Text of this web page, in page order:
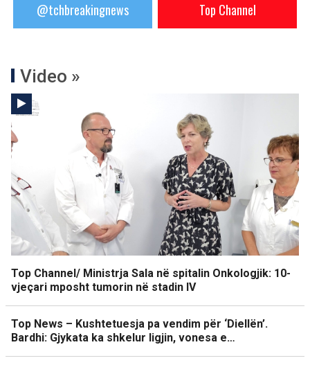
@tchbreakingnews Top Channel
Video »
Top Channel/ Ministrja Sala në spitalin Onkologjik: 10-
vjeçari mposht tumorin në stadin IV
Top News – Kushtetuesja pa vendim për ‘Diellën’.
Bardhi: Gjykata ka shkelur ligjin, vonesa e…